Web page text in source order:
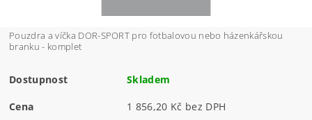
Pouzdra a víčka DOR-SPORT pro fotbalovou nebo házenkářskou
branku - komplet
Dostupnost Skladem
Cena 1 856,20 Kč bez DPH